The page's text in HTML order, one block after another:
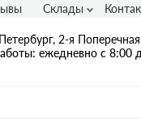
2-я
ежедневно с 8:00
Склады